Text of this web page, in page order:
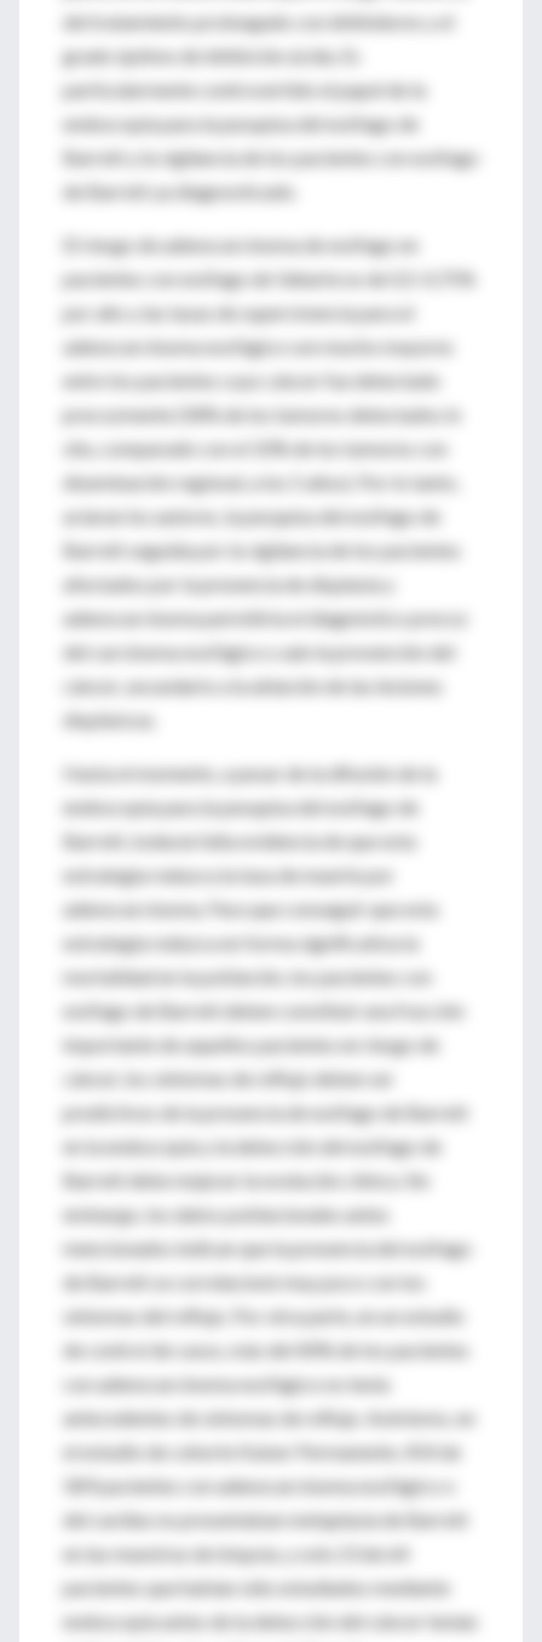
del tratamiento prolongado con inhibidores y el
grado óptimo de inhibición ácida. Es
particularmente controvertido el papel de la
endoscopia para la pesquisa del esófago de
Barrett y la vigilancia de los pacientes con esófago
de Barrett ya diagnosticado.
El riesgo de adenocarcinoma de esófago en
pacientes con esófago de Vaharte es de 0,5-0,75%
por año y las tasas de supervivencia para el
adenocarcinoma esofágico son mucho mayores
entre los pacientes cuyo cáncer fue detectado
precozmente (58% de los tumores detectados in
situ, comparado con el 10% de los tumores con
diseminación regional, a los 5 años). Por lo tanto,
aclaran los autores, la pesquisa del esófago de
Barrett seguida por la vigilancia de los pacientes
afectados por la presencia de displasia y
adenocarcinoma permitiría el diagnóstico precoz
del carcinoma esofágico o aún la prevención del
cáncer, secundario a la ablación de las lesiones
displásicas.
Hasta el momento, a pesar de la difusión de la
endoscopia para la pesquisa del esófago de
Barrett, todavía falta evidencia de que esta
estrategia reduzca la tasa de muerte por
adenocarcinoma. Para que conseguir que esta
estrategia reduzca en forma significativa la
mortalidad en la población, los pacientes con
esófago de Barrett deben constituir una fracción
importante de aquellos pacientes en riesgo de
cáncer, los síntomas de reflujo deben ser
predictivos de la presencia de esófago de Barrett
en la endoscopia y la detección del esófago de
Barrett debe mejorar la evolución clínica. Sin
embargo, los datos poblacionales antes
mencionados indican que la presencia del esófago
de Barrett se correlacionó muy poco con los
síntomas del reflujo. Por otra parte, en un estudio
de control de casos, más del 40% de los pacientes
con adenocarcinoma esofágico no tenía
antecedentes de síntomas de reflujo. Asimismo, en
el estudio de cohorte Kaiser Permanente, 454 de
589 pacientes con adenocarcinoma esofágico o
del cardias no presentaban metaplasia de Barrett
en las muestras de biopsia, y solo 23 de 64
pacientes que habían sido estudiados mediante
endoscopia antes de la detección del cáncer tenían